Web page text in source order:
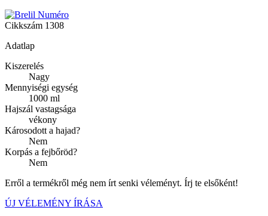
Cikkszám 1308
Adatlap
Kiszerelés
Nagy
Mennyiségi egység
1000 ml
Hajszál vastagsága
vékony
Károsodott a hajad?
Nem
Korpás a fejbőröd?
Nem
Erről a termékről még nem írt senki véleményt. Írj te elsőként!
ÚJ VÉLEMÉNY ÍRÁSA